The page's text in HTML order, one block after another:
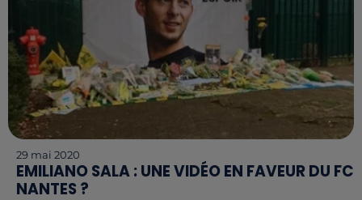
29 mai 2020
EMILIANO SALA : UNE VIDÉO EN FAVEUR DU FC
NANTES ?